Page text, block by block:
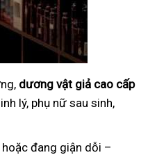
dương vật giả cao cấp
lý, phụ nữ sau sinh,
đang giận dỗi –